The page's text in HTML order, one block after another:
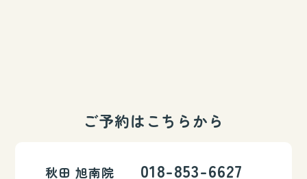
ご予約はこちらから
秋田 旭南院 018-853-6627